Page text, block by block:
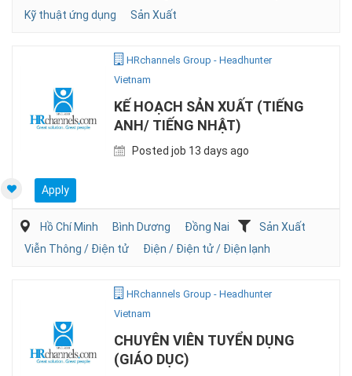
Kỹ thuật ứng dụng
Sản Xuất
HRchannels Group - Headhunter
Vietnam
KẾ HOẠCH SẢN XUẤT (TIẾNG
ANH/ TIẾNG NHẬT)
Posted job 13 days ago
Apply
Hồ Chí Minh Bình Dương Đồng Nai
Sản Xuất
Viễn Thông / Điện tử
Điện / Điện tử / Điện lạnh
HRchannels Group - Headhunter
Vietnam
CHUYÊN VIÊN TUYỂN DỤNG
(GIÁO DỤC)